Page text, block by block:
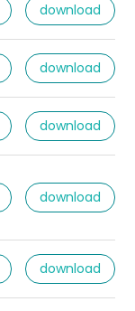
download
download
download
download
download